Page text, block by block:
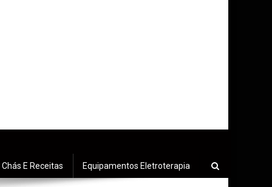
Chás E Receitas Equipamentos Eletroterapia